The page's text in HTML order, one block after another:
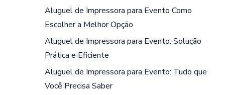
Aluguel de Impressora para Evento Como
Escolher a Melhor Opção
Aluguel de Impressora para Evento: Solução
Prática e Eficiente
Aluguel de Impressora para Evento: Tudo que
Você Precisa Saber